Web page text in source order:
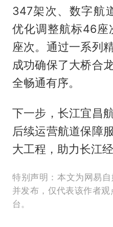
347架次、数字航
优化调整航标46座
座次。通过一系列
成功确保了大桥合
全畅通有序。
下一步，长江宜昌
后续运营航道保障
大工程，助力长江
特别声明：本文为网易
并发布，仅代表该作者
台。